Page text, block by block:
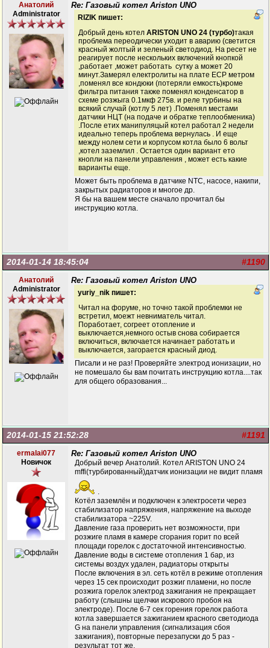
Анатолий
Administrator
Re: Газовый котел Ariston UNO
RIZIK пишет:
Добрый день котел ARISTON UNO 24 (турбо)такая
проблема переодически уходит в аварию (светится
красный жолтый и зеленый светодиод. На ресет не
реагирует после нескольких включений кнопкой
,работает ,может работать сутку а может 20
минут.Замерял електролиты на плате ЕСР метром
,поменял все кондюки (потеряли емкость)кроме
фильтра питания также поменял конденсатор в
схеме розжыга 0.1мкф 275в. и реле турбины на
всякий случай (котлу 5 лет) .Поменял местами
датчики НЦТ (на подаче и обратке теплообменика)
.После етих манипуляцый котел работал 2 недели
идеально теперь проблема вернулась . И еще
между нолем сети и корпусом котла было 6 вольт
,котел заземлил . Остается один вариант ето
кнопли на панели управления , может есть какие
варианты еще.
Может быть проблема в датчике NTC, насосе, накипи,
закрытых радиаторов и многое др.
Я бы на вашем месте сначало прочитал бы
инструкцию котла.
#1190
2014-01-14 18:45:04
Анатолий
Administrator
Re: Газовый котел Ariston UNO
yuriy_nik пишет:
Читал на форуме, но точно такой проблемки не
встретил, моежт невниматель читал.
Поработает, согреет отопление и
выключается,немного остыв снова собирается
включиться, включается начинает работать и
выключается, загорается красный диод.
Писали и не раз! Проверяйте электрод ионизации, но
не помешало бы вам почитать инструкцию котла....так
для общего образования...
#1191
2014-01-15 21:52:28
ermalai077
Новичок
Re: Газовый котел Ariston UNO
Добрый вечер Анатолий. Котел ARISTON UNO 24
mffi(турбированный)датчик ионизации не видит пламя
.
Котёл заземлён и подключен к электросети через
стабилизатор напряжения, напряжение на выходе
стабилизатора ~225V.
Давление газа проверить нет возможности, при
розжиге пламя в камере сгорания горит по всей
площади горелок с достаточной интенсивностью.
Давление воды в системе отопления 1 бар, из
системы воздух удален, радиаторы открыты
После включения в эл. сеть котёл в режиме отопления
через 15 сек происходит розжиг пламени, но после
розжига горелок электрод зажигания не прекращает
работу (слышны щелчки искрового пробоя на
электроде). После 6-7 сек горения горелок работа
котла завершается зажиганием красного светодиода
G на панели управления (сигнализация сбоя
зажигания), повторные перезапуски до 5 раз -
результат тот же.